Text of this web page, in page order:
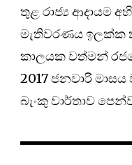
තුළ රාජ්‍ය ආදායම
මැතිවරණය ඉලක්ක
කාලයක වත්මන්
2017 ජනවාරි
බැංකු වාර්තාව